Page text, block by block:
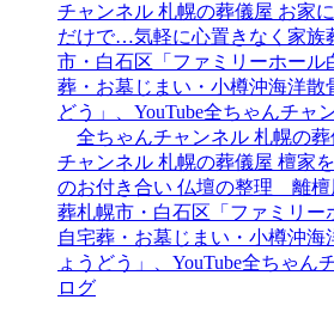
チャンネル 札幌の葬儀屋 お家
だけで…気軽に心置きなく家族
市・白石区「ファミリーホール
葬・お墓じまい・小樽沖海洋散
どう」、YouTube全ちゃんチャ
全ちゃんチャンネル 札幌の葬
チャンネル 札幌の葬儀屋 檀家
のお付き合い 仏壇の整理 離檀
葬札幌市・白石区「ファミリー
自宅葬・お墓じまい・小樽沖海
ょうどう」、YouTube全ちゃん
ログ